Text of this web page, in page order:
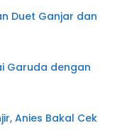
Duet Ganjar dan
Garuda dengan
Anies Bakal Cek